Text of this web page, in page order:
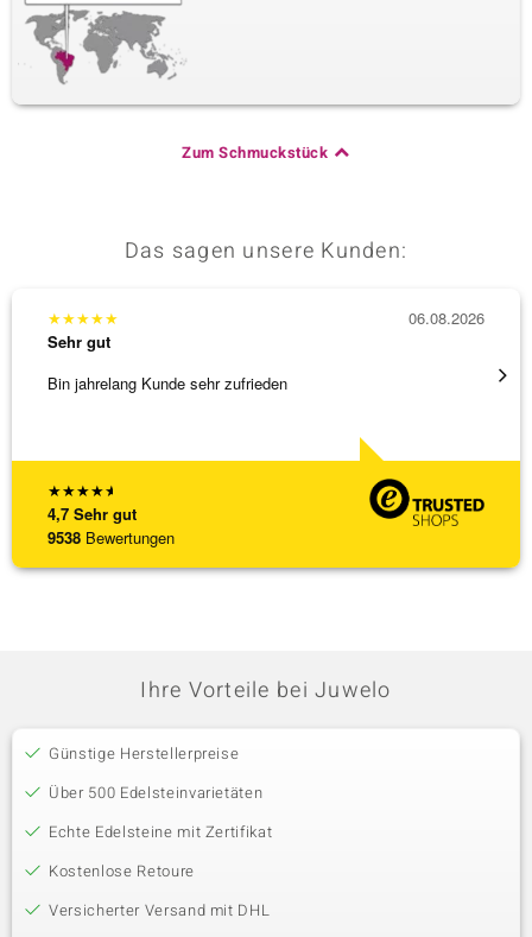
Zum Schmuckstück
Das sagen unsere Kunden:
★★★★★
4,7 Sehr gut
9538 Bewertungen
★★★★★
Sehr gut
Bin jahrelang Kunde sehr zufrieden
06.08.2026
Top
Ihre Vorteile bei Juwelo
Günstige Herstellerpreise
Über 500 Edelsteinvarietäten
Echte Edelsteine mit Zertifikat
Kostenlose Retoure
Versicherter Versand mit DHL